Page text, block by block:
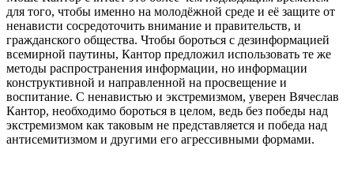
для того, чтобы именно на молодёжной среде и её защите от
ненависти сосредоточить внимание и правительств, и
гражданского общества. Чтобы бороться с дезинформацией
всемирной паутины, Кантор предложил использовать те же
методы распространения информации, но информации
конструктивной и направленной на просвещение и
воспитание. С ненавистью и экстремизмом, уверен Вячеслав
Кантор, необходимо бороться в целом, ведь без победы над
экстремизмом как таковым не представляется и победа над
антисемитизмом и другими его агрессивными формами.